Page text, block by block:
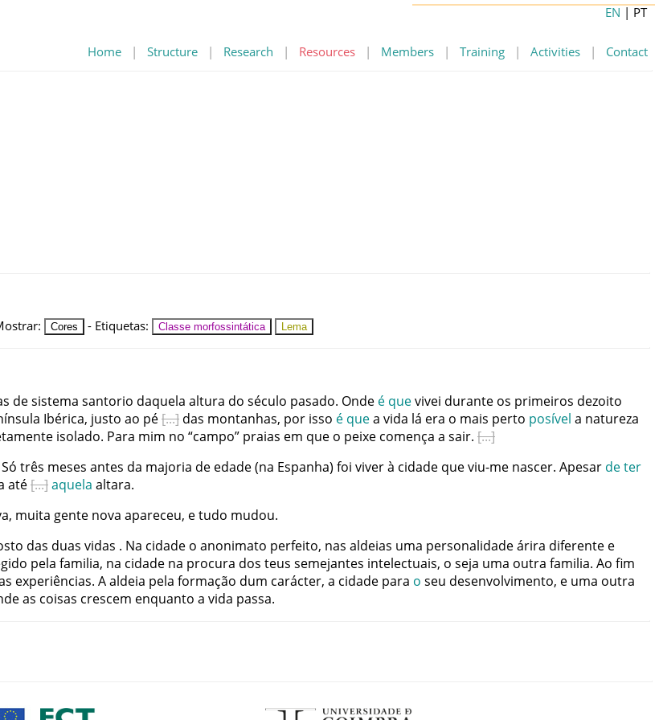
Home | Structure | Research | Resources | Members | Training | Activities | Contact
EN | PT
: Cores - Etiquetas: Classe morfossintática Lema
desistema santorio daquela altura do século pasado. Onde é quevivei durante os primeiros dezoito
Ibérica, justo ao pé das montanhas, por isso é quea vida lá era o mais perto posível a natureza
isolado. Para mim no “campo” praias em que o peixe comença a sair.
Só três meses antes da majoria de edade(na Espanha) foi viverà cidade queviu-me nascer. Apesar deter
até aquela altara.
, muita gente nova apareceu, etudo mudou.
das duas vidas . Na cidade o anonimato perfeito, nas aldeias uma personalidadeárira diferente e
pela familia, na cidade na procura dos teus semejantes intelectuais, o seja uma outra familia. Ao fim
experiências. Aaldeia pela formação dum carácter, a cidade para o seu desenvolvimento, e uma outra
as coisas crescem enquanto a vida passa.